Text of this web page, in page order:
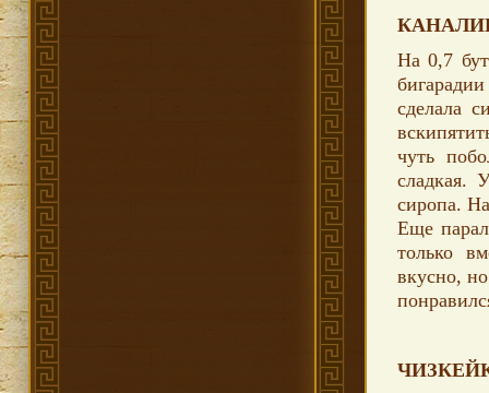
На 0,7
сделала
чуть
сладкая.
сиропа.
Еще
только
вкусно,